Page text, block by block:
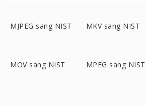
MJPEG sang NIST MKV sang NIST
MOV sang NIST MPEG sang NIST